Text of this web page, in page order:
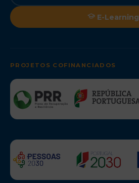
E-Learning
PROJETOS COFINANCIADOS